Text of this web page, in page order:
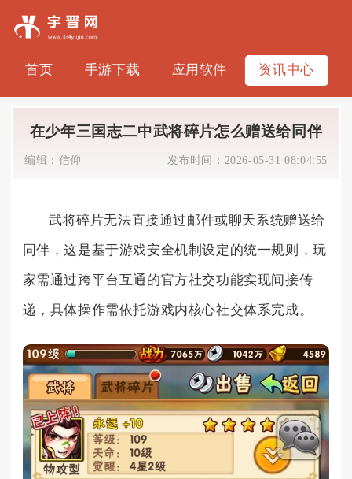
首页 手游下载 应用软件 资讯中心
在少年三国志二中武将碎片怎么赠送给同伴
编辑： 信仰 发布时间： 2026-05-31 08:04:55
武将碎片无法直接通过邮件或聊天系统赠送给
同伴，这是基于游戏安全机制设定的统一规则，玩
家需通过跨平台互通的官方社交功能实现间接传
递，具体操作需依托游戏内核心社交体系完成。